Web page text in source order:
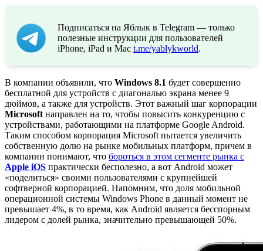
Подписаться на Яблык в Telegram — только
полезные инструкции для пользователей
iPhone, iPad и Mac t.me/yablykworld.
В компании объявили, что Windows 8.1 будет совершенно
бесплатной для устройств с диагональю экрана менее 9
дюймов, а также для устройств. Этот важный шаг корпорации
Microsoft направлен на то, чтобы повысить конкуренцию с
устройствами, работающими на платформе Google Android.
Таким способом корпорация Microsoft пытается увеличить
собственную долю на рынке мобильных платформ, причем в
компании понимают, что бороться в этом сегменте рынка с
Apple iOS практически бесполезно, а вот Android может
«поделиться» своими пользователями с крупнейшей
софтверной корпорацией. Напомним, что доля мобильной
операционной системы Windows Phone в данный момент не
превышает 4%, в то время, как Android является бесспорным
лидером с долей рынка, значительно превышающей 50%.